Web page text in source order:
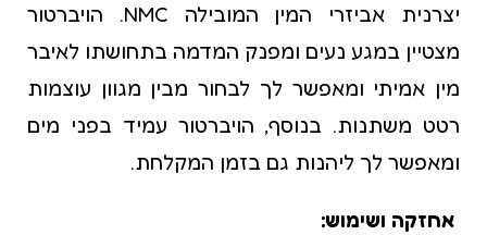
יצרנית אביזרי המין המובילה NMC. הויברטור
מצטיין במגע נעים ומפנק המדמה בתחושתו לאיבר
מין אמיתי ומאפשר לך לבחור מבין מגוון עוצמות
רטט משתנות. בנוסף, הויברטור עמיד בפני מים
ומאפשר לך ליהנות גם בזמן המקלחת.
אחזקה ושימוש: